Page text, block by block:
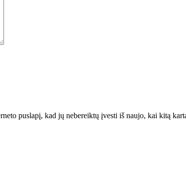
puslapį, kad jų nebereiktų įvesti iš naujo, kai kitą